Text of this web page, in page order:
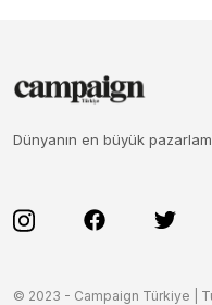
Dünyanın en büyük
© 2023 - Campaign Türkiye |